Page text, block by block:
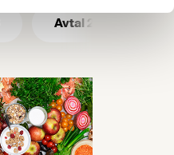
Avtal 2025